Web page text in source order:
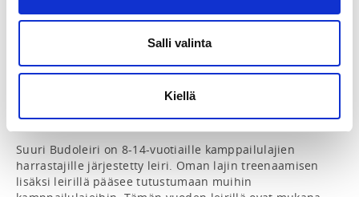
Salli valinta
Kiellä
laura.vonboehm@aikidoliitto.fi
Suuri Budoleiri on 8-14-vuotiaille kamppailulajien
harrastajille järjestetty leiri. Oman lajin treenaamisen
lisäksi leirillä pääsee tutustumaan muihin